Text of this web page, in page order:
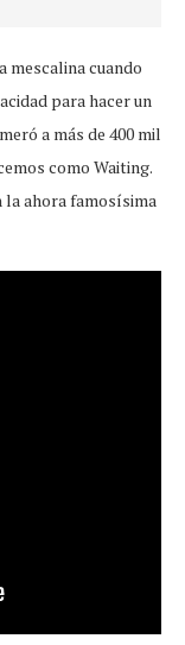
mescalina cuando
para hacer un
a más de 400 mil
como Waiting.
la ahora famosísima